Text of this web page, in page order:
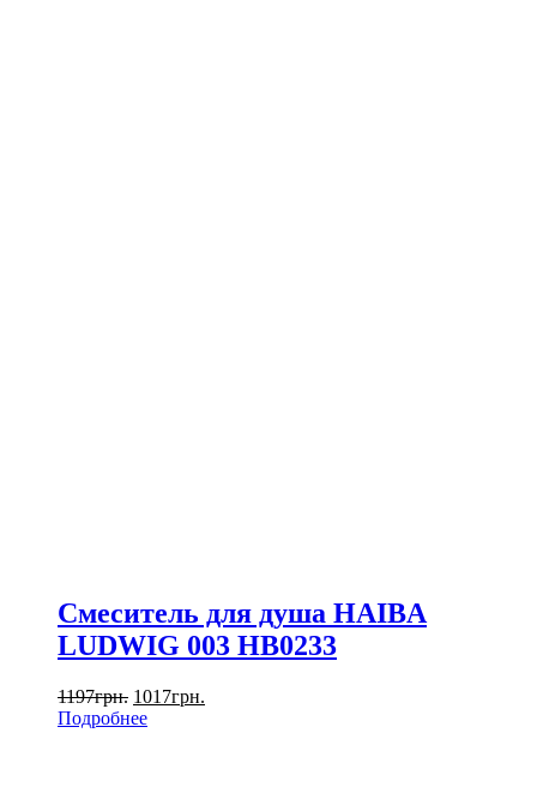
Смеситель для душа HAIBA
LUDWIG 003 HB0233
1197грн. 1017грн.
Подробнее